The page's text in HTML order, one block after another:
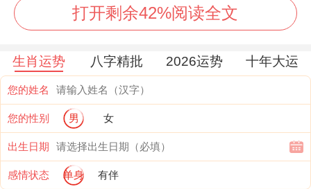
猴人胆子大...
~但当...时没有成熟的计划、都是不绕弯子
失败告终的~人生多出会碰壁,在其他人看来,
都是有勇无谋的人...
想起来真是、
打开剩余42%阅读全文
生肖运势 八字精批 2026运势 十年大运
您的姓名
您的性别 男 女
出生日期
感情状态 单身 有伴